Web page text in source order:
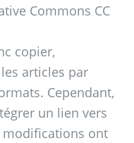
Commons CC
copier,
articles par
Cependant,
un lien vers
modifications ont